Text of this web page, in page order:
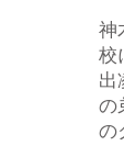
神
校
出
の
の